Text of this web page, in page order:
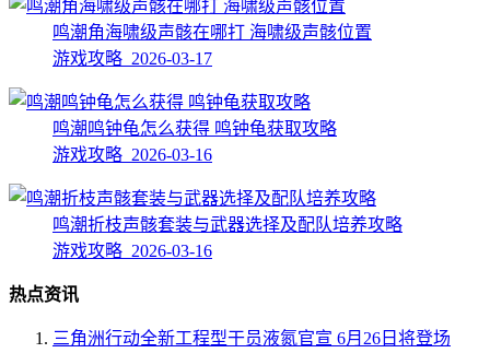
鸣潮角海啸级声骸在哪打 海啸级声骸位置
游戏攻略 2026-03-17
鸣潮鸣钟龟怎么获得 鸣钟龟获取攻略
游戏攻略 2026-03-16
鸣潮折枝声骸套装与武器选择及配队培养攻略
游戏攻略 2026-03-16
热点资讯
三角洲行动全新工程型干员液氮官宣 6月26日将登场